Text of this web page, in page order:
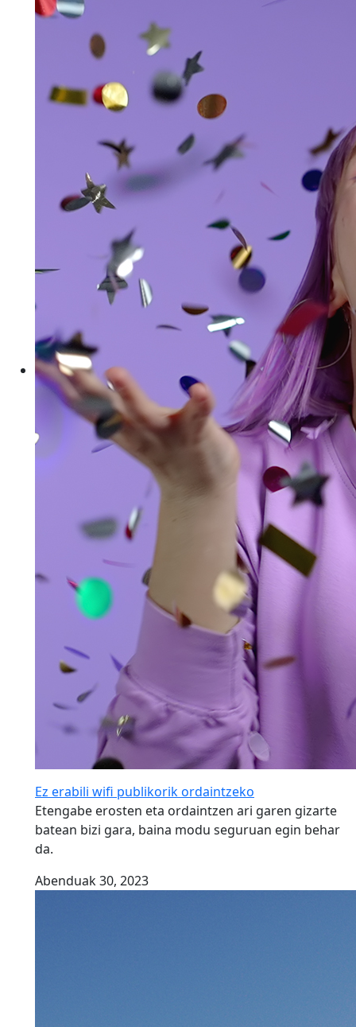
Ez erabili wifi publikorik ordaintzeko
Etengabe erosten eta ordaintzen ari garen gizarte
batean bizi gara, baina modu seguruan egin behar
da.
Abenduak 30, 2023